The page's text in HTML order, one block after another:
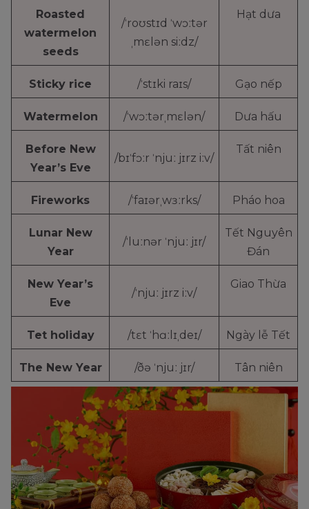
Roasted
watermelon
seeds
/ˈroʊstɪd ˈwɔːtər
ˌmɛlən siːdz/
Hạt dưa
Sticky rice /ˈstɪki raɪs/ Gạo nếp
Watermelon /ˈwɔːtərˌmɛlən/ Dưa hấu
Before New
Year’s Eve
/bɪˈfɔːr ˈnjuː jɪrz iːv/
Tất niên
Fireworks /ˈfaɪərˌwɜːrks/ Pháo hoa
Lunar New
Year
/ˈluːnər ˈnjuː jɪr/
Tết Nguyên
Đán
New Year’s
Eve
/ˈnjuː jɪrz iːv/
Giao Thừa
Tet holiday /tɛt ˈhɑːlɪˌdeɪ/ Ngày lễ Tết
The New Year /ðə ˈnjuː jɪr/ Tân niên